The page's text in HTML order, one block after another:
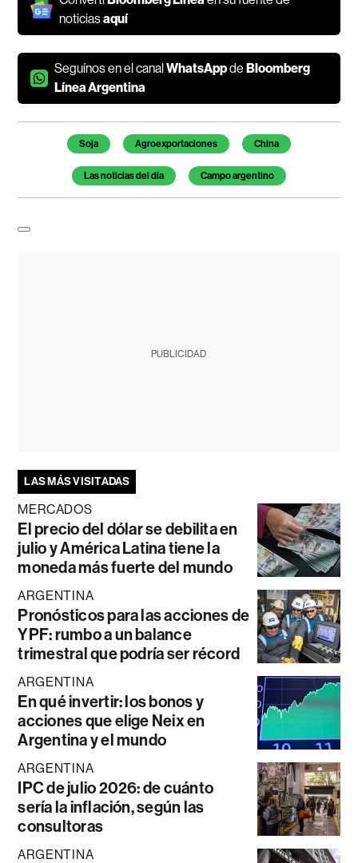
noticiasaquí
Seguínos en el canalWhatsAppdeBloomberg
Línea Argentina
Temas de este artículo
Soja Agroexportaciones China
Las noticias del día Campo argentino
PUBLICIDAD
LAS MÁS VISITADAS
MERCADOS
El precio del dólar se debilita en
julio y América Latina tiene la
moneda más fuerte del mundo
ARGENTINA
Pronósticos para las acciones de
YPF: rumbo a un balance
trimestral que podría ser récord
ARGENTINA
En qué invertir: los bonos y
acciones que elige Neix en
Argentina y el mundo
ARGENTINA
IPC de julio 2026: de cuánto
sería la inflación, según las
consultoras
ARGENTINA